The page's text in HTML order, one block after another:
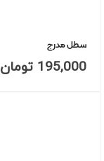
سطل مدرج
195,000 تومان